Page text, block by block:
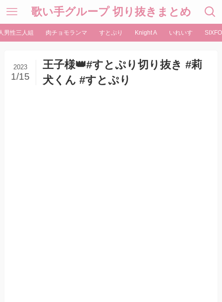
歌い手グループ 切り抜きまとめ
男性三人組 肉チョモランマ すとぷり Knight A いれいす
王子様👑#すとぷり切り抜き #莉
犬くん #すとぷり
2023
1/15